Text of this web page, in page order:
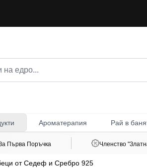
Ароматерапия Рай в
Първа Поръчка Членство
от Седеф и Сребро 925